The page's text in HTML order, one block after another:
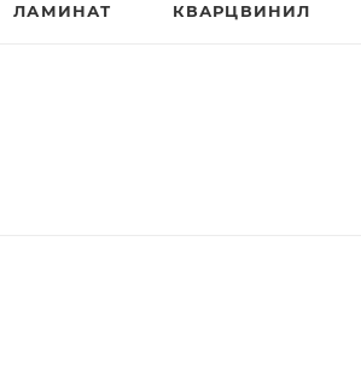
ЛАМИНАТ КВАРЦВИНИЛ